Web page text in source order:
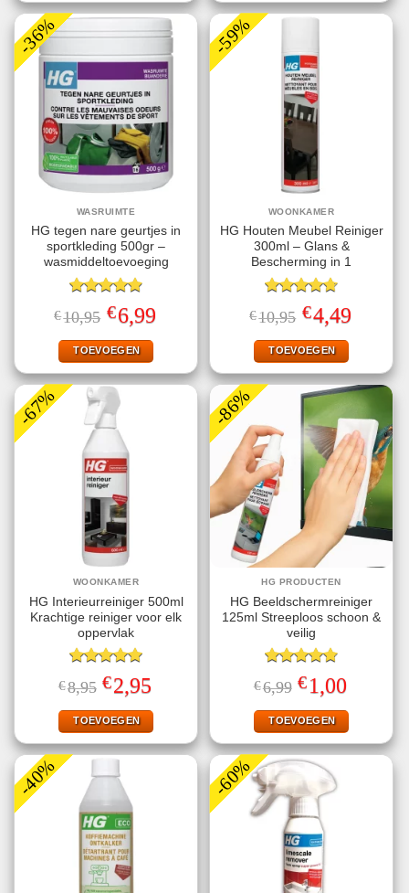
-36%
WASRUIMTE
HG tegen nare geurtjes in
sportkleding 500gr –
wasmiddeltoevoeging
Gewaardeerd
4.89uit 5
€10,95 Oorspronkelijke
prijs
was:
€10,95.
€6,99Huidige
prijs
TOEVOEGEN
-59%
WOONKAMER
HG Houten Meubel Reiniger
300ml – Glans &
Bescherming in 1
Gewaardeerd
4.75uit 5
€10,95 Oorspronkelijke
prijs
was:
€10,95.
€4,49Huidige
prijs
TOEVOEGEN
-67%
WOONKAMER
HG Interieurreiniger 500ml
Krachtige reiniger voor elk
oppervlak
Gewaardeerd
5.00uit 5
€8,95 Oorspronkelijke
prijs
was:
€8,95.
€2,95
is:
€2,95.
TOEVOEGEN
-86%
HG PRODUCTEN
HG Beeldschermreiniger
125ml Streeploos schoon &
veilig
Gewaardeerd
4.78uit 5
€6,99 Oorspronkelijke
prijs
was:
€6,99.
€1,00
is:
€1,00.
TOEVOEGEN
-40% -60%